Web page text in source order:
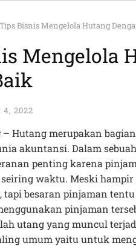
Tips Bisnis Mengelola Hutang
Mengelola
4, 2022
– Hutang merupakan
akuntansi. Dalam
penting karena
waktu. Meski hampir
besaran pinjaman tentu
pinjaman
utang yang muncul
umum yaitu untuk